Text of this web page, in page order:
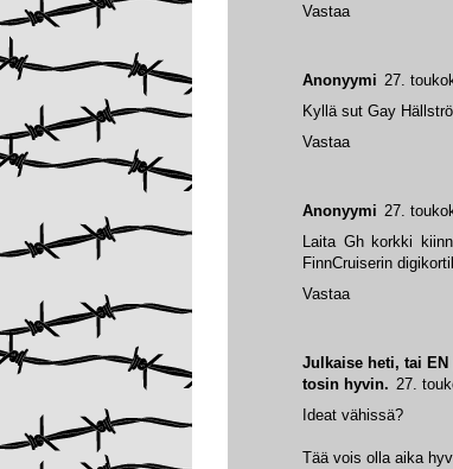
Julkaise heti, tai
tosin hyvin. 27.
Ideat vähissä?
Tää vois olla aika
Anonyymi 27.
Laita Gh korkki
FinnCruiserin
Vastaa
Anonyymi 27.
Kyllä sut Gay
Vastaa
Vastaa